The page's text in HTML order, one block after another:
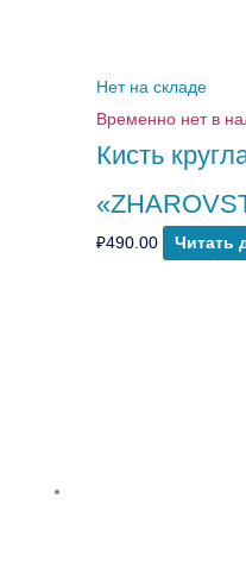
Нет на складе
Временно нет в
Кисть
₽490.00 Читать